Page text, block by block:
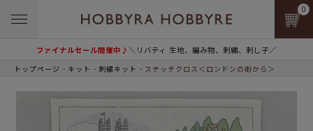
ファイナルセール開催中♪＼リバティ 生地、編み物、刺繍、刺し子／
0
トップページ キット 刺繍キット ステッチクロス＜ロンドンの街から＞